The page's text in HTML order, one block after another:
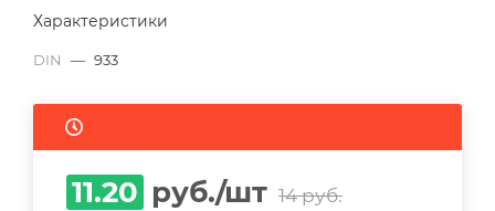
Характеристики
DIN — 933
11.20 руб./шт 14руб.